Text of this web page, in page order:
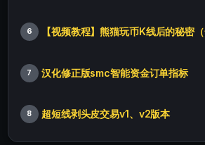
6 【视频教程】熊猫玩币K线后的秘密（
7 汉化修正版smc智能资金订单指标
8 超短线剥头皮交易v1、v2版本